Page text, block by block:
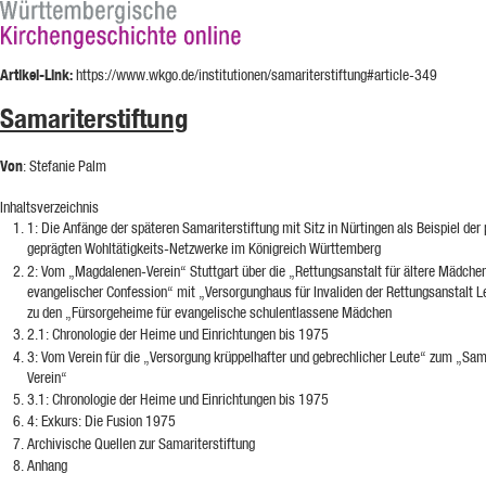
Artikel-Link:https://www.wkgo.de/institutionen/samariterstiftung#article-349
Samariterstiftung
Von: Stefanie Palm
Inhaltsverzeichnis
1: Die Anfänge der späteren Samariterstiftung mit Sitz in Nürtingen als Beispiel
geprägten Wohltätigkeits-Netzwerke im Königreich Württemberg
2: Vom „Magdalenen-Verein“ Stuttgart über die „Rettungsanstalt für ältere
evangelischer Confession“ mit „Versorgunghaus für Invaliden der Rettungsanstalt
zu den „Fürsorgeheime für evangelische schulentlassene Mädchen
2.1: Chronologie der Heime und Einrichtungen bis 1975
3: Vom Verein für die „Versorgung krüppelhafter und gebrechlicher Leute“ zum
Verein“
3.1: Chronologie der Heime und Einrichtungen bis 1975
4: Exkurs: Die Fusion 1975
Archivische Quellen zur Samariterstiftung
Anhang